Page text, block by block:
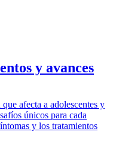
y avances
afecta a adolescentes y
únicos para cada
y los tratamientos